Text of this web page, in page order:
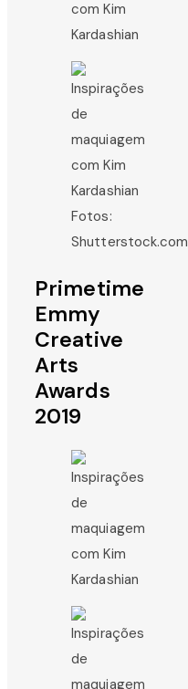
Fotos:
Shutterstock.com
Primetime
Emmy
Creative
Arts
Awards
2019